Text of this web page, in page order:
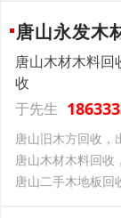
唐山永发木
唐山木材木料回
收
于先生
唐山旧木方回收，
唐山木材木料回收
唐山二手木地板回